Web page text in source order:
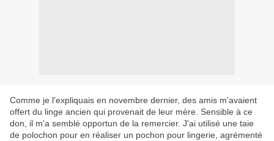
Comme je l'expliquais en novembre dernier, des amis m'avaient
offert du linge ancien qui provenait de leur mère. Sensible à ce
don, il m'a semblé opportun de la remercier. J'ai utilisé une taie
de polochon pour en réaliser un pochon pour lingerie, agrémenté